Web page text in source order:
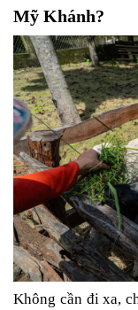
Mỹ Khánh?
Không cần đi xa,